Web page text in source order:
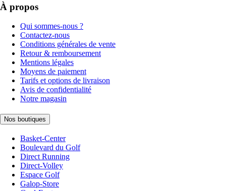
À propos
Qui sommes-nous ?
Contactez-nous
Conditions générales de vente
Retour & remboursement
Mentions légales
Moyens de paiement
Tarifs et options de livraison
Avis de confidentialité
Notre magasin
Nos boutiques
Basket-Center
Boulevard du Golf
Direct Running
Direct-Volley
Espace Golf
Galop-Store